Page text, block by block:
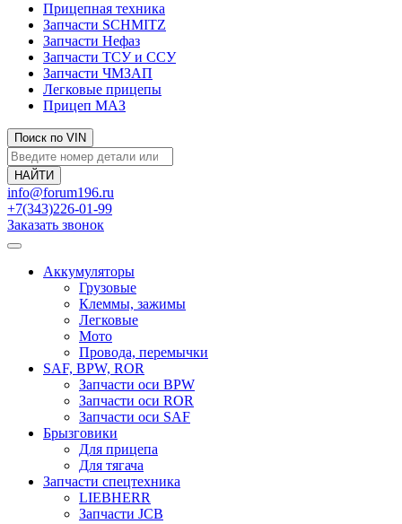
Прицепная техника
Запчасти SCHMITZ
Запчасти Нефаз
Запчасти ТСУ и ССУ
Запчасти ЧМЗАП
Легковые прицепы
Прицеп МАЗ
Поиск по VIN
info@forum196.ru
+7(343)226-01-99
Заказать звонок
Аккумуляторы
Грузовые
Клеммы, зажимы
Легковые
Мото
Провода, перемычки
SAF, BPW, ROR
Запчасти оси BPW
Запчасти оси ROR
Запчасти оси SAF
Брызговики
Для прицепа
Для тягача
Запчасти спецтехника
LIEBHERR
Запчасти JCB